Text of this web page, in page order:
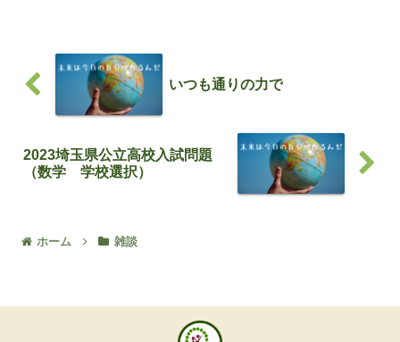
いつも通りの力で
2023埼玉県公立高校入試問題
（数学 学校選択）
ホーム 雑談